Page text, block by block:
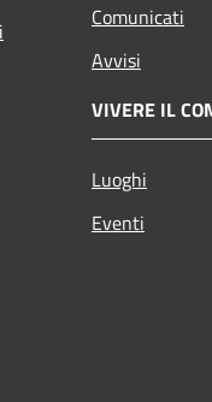
Comunicati
Avvisi
VIVERE IL
Luoghi
Eventi